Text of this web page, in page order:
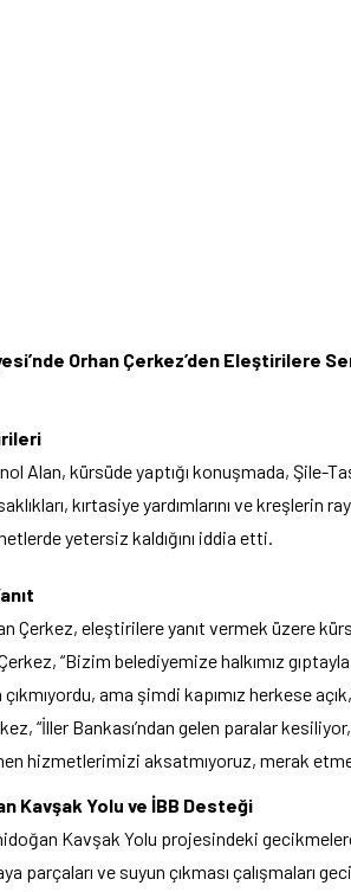
Orhan Çerkez’den Eleştirilere
Alan, kürsüde yaptığı konuşmada, Şile-
kırtasiye yardımlarını ve kreşlerin
yetersiz kaldığını iddia etti.
Çerkez, eleştirilere yanıt vermek üzere
“Bizim belediyemize halkımız
çıkmıyordu, ama şimdi kapımız herkese
“İller Bankası’ndan gelen paralar
hizmetlerimizi aksatmıyoruz, merak
Kavşak Yolu ve İBB Desteği
Kavşak Yolu projesindeki
parçaları ve suyun çıkması çalışmaları